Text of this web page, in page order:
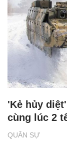
QUÂN SỰ
'Kẻ hủy
cùng lúc 2